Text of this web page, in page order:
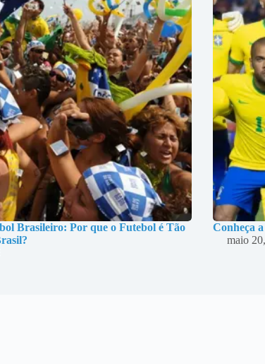
Brasileiro: Por que o Futebol é Tão
Conheça
maio